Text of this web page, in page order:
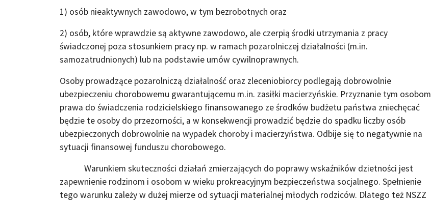
1) osób nieaktywnych zawodowo, w tym bezrobotnych oraz
2) osób, które wprawdzie są aktywne zawodowo, ale czerpią środki utrzymania z pracy
świadczonej poza stosunkiem pracy np. w ramach pozarolniczej działalności (m.in.
samozatrudnionych) lub na podstawie umów cywilnoprawnych.
Osoby prowadzące pozarolniczą działalność oraz zleceniobiorcy podlegają dobrowolnie
ubezpieczeniu chorobowemu gwarantującemu m.in. zasiłki macierzyńskie. Przyznanie tym osobom
prawa do świadczenia rodzicielskiego finansowanego ze środków budżetu państwa zniechęcać
będzie te osoby do przezorności, a w konsekwencji prowadzić będzie do spadku liczby osób
ubezpieczonych dobrowolnie na wypadek choroby i macierzyństwa. Odbije się to negatywnie na
sytuacji finansowej funduszu chorobowego.
Warunkiem skuteczności działań zmierzających do poprawy wskaźników dzietności jest
zapewnienie rodzinom i osobom w wieku prokreacyjnym bezpieczeństwa socjalnego. Spełnienie
tego warunku zależy w dużej mierze od sytuacji materialnej młodych rodziców. Dlatego też NSZZ